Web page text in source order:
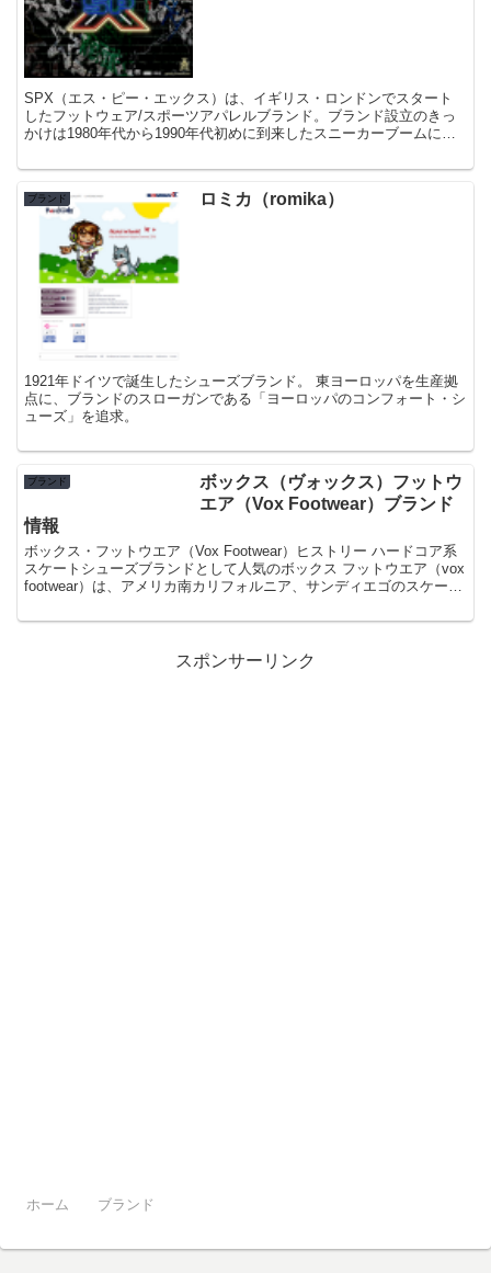
SPX（エス・ピー・エックス）は、イギリス・ロンドンでスタート
したフットウェア/スポーツアパレルブランド。ブランド設立のきっ
かけは1980年代から1990年代初めに到来したスニーカーブームによ
ブランド ロミカ（romika）
1921年ドイツで誕生したシューズブランド。 東ヨーロッパを生産拠
点に、ブランドのスローガンである「ヨーロッパのコンフォート・シ
ューズ」を追求。
ブランド
ボックス（ヴォックス）フットウ
エア（Vox Footwear）ブランド
情報
ボックス・フットウエア（Vox Footwear）ヒストリー ハードコア系
スケートシューズブランドとして人気のボックス フットウエア（vox
footwear）は、アメリカ南カリフォルニア、サンディエゴのスケート
スポンサーリンク
ホーム ブランド